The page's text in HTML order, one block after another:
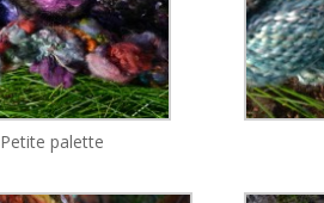
Petite palette